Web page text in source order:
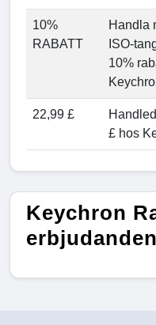
10%
RABATT
Handla
ISO-
10%
22,99 £
£ hos
Keychron
erbjudanden